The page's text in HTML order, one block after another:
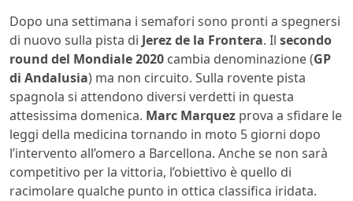
Dopo una settimana i semafori sono pronti a spegnersi
di nuovo sulla pista di Jerez de la Frontera. Il secondo
round del Mondiale 2020 cambia denominazione (GP
di Andalusia) ma non circuito. Sulla rovente pista
spagnola si attendono diversi verdetti in questa
attesissima domenica. Marc Marquez prova a sfidare le
leggi della medicina tornando in moto 5 giorni dopo
l’intervento all’omero a Barcellona. Anche se non sarà
competitivo per la vittoria, l’obiettivo è quello di
racimolare qualche punto in ottica classifica iridata.